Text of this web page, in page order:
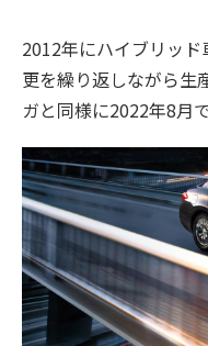
2012年にハイブリッ
更を繰り返しながら生
ガと同様に2022年8月